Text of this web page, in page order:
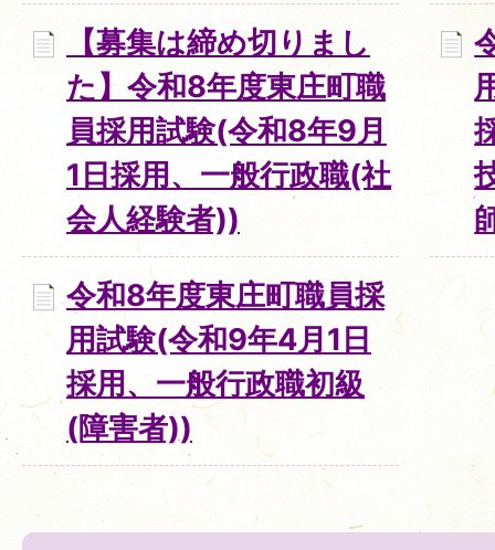
【募集は締め切りまし
た】令和8年度東庄町職
員採用試験(令和8年9月
1日採用、一般行政職(社
会人経験者))
令和8年度東庄町職員採
用試験(令和9年4月1日
採用、一般行政職初級
(障害者))